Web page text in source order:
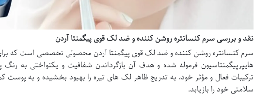
نقد و بررسی سرم کنسانتره روشن کننده و ضد لک قوی پیگمنتا آردن
سرم کنسانتره روشن کننده و ضد لک قوی پیگمنتا آردن محصولی تخصصی است که برای
هایپرپیگمنتاسیون فرموله شده و هدف آن بازگرداندن شفافیت و یکنواختی به
ترکیبات فعال و مؤثر خود، به تدریج ظاهر لک های تیره را بهبود بخشیده و به
سلامتی خود را بازیابد.